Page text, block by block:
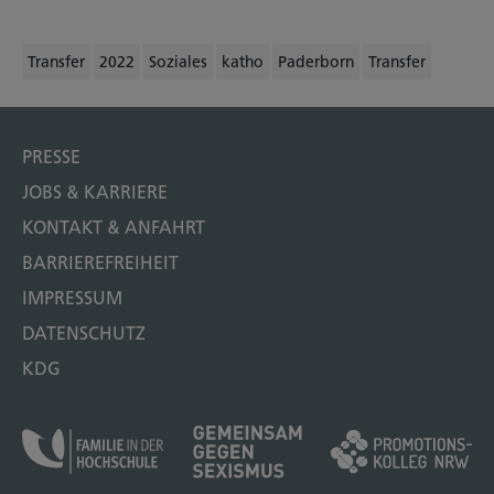
Transfer 2022 Soziales katho Paderborn Transfer
PRESSE
JOBS & KARRIERE
KONTAKT & ANFAHRT
BARRIEREFREIHEIT
IMPRESSUM
DATENSCHUTZ
KDG